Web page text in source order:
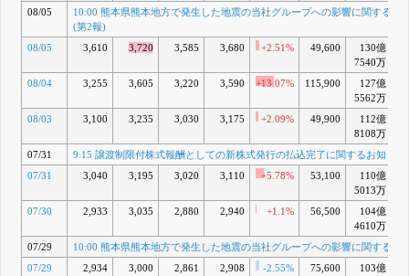
制限付株式
報酬として
行の払込完
お知らせ
7月 31, 2026
D
10:00 熊本
県熊本地方
地震の当社
グループへ
の影響に関
せ
7月 29, 2026
E
12:30 株式
会社OMT
の株式取得
08/05
10:00 熊本県熊本地方で発生した地震の当社グループへの影響に関するお
(第2報)
08/05
3,610 3,720 3,585 3,680 +2.51% 49,600
130億
7540万
08/04 3,255 3,605 3,220 3,590 +13.07% 115,900
127億
5562万
08/03 3,100 3,235 3,030 3,175 +2.09% 49,900
112億
8108万
07/31
9:15 譲渡制限付株式報酬としての新株式発行の払込完了に関するお知らせ
07/31
3,040 3,195 3,020 3,110 +5.78% 53,100
110億
5013万
07/30 2,933 3,035 2,880 2,940 +1.1% 56,500
104億
4610万
07/29
10:00 熊本県熊本地方で発生した地震の当社グループへの影響に関するお
07/29
2,934 3,000 2,861 2,908 -2.55% 75,600
103億